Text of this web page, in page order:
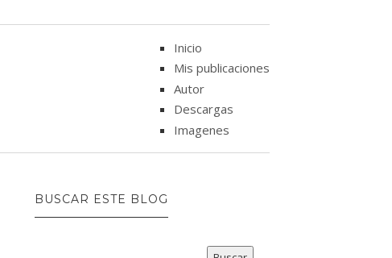
Inicio
Mis publicaciones
Autor
Descargas
Imagenes
BUSCAR ESTE BLOG